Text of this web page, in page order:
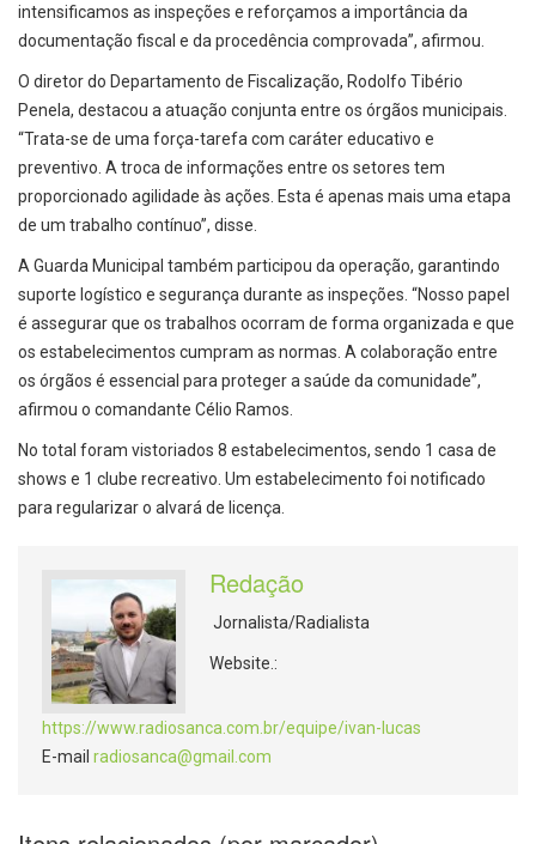
intensificamos as inspeções e reforçamos a importância da
documentação fiscal e da procedência comprovada”, afirmou.
O diretor do Departamento de Fiscalização, Rodolfo Tibério
Penela, destacou a atuação conjunta entre os órgãos municipais.
“Trata-se de uma força-tarefa com caráter educativo e
preventivo. A troca de informações entre os setores tem
proporcionado agilidade às ações. Esta é apenas mais uma etapa
de um trabalho contínuo”, disse.
A Guarda Municipal também participou da operação, garantindo
suporte logístico e segurança durante as inspeções. “Nosso papel
é assegurar que os trabalhos ocorram de forma organizada e que
os estabelecimentos cumpram as normas. A colaboração entre
os órgãos é essencial para proteger a saúde da comunidade”,
afirmou o comandante Célio Ramos.
No total foram vistoriados 8 estabelecimentos, sendo 1 casa de
shows e 1 clube recreativo. Um estabelecimento foi notificado
para regularizar o alvará de licença.
Redação
Jornalista/Radialista
Website.:
https://www.radiosanca.com.br/equipe/ivan-lucas
E-mail radiosanca@gmail.com